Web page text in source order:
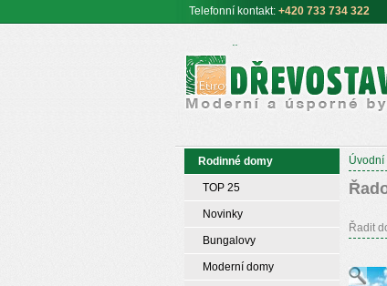
Euro DŘEVOSTAVBY s.r.o.
moderní bydlení
Telefonní kontakt: +420 733 734 322
Úvodní
Řadit
Rodinné domy
TOP 25
Novinky
Bungalovy
Moderní domy